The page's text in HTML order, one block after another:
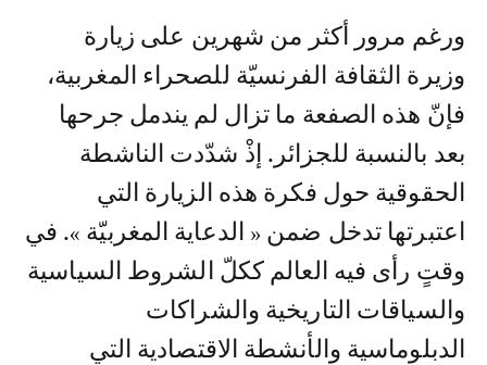
ورغم مرور أكثر من شهرين على زيارة
وزيرة الثقافة الفرنسيّة للصحراء المغربية،
فإنّ هذه الصفعة ما تزال لم يندمل جرحها
بعد بالنسبة للجزائر. إذْ شدّدت الناشطة
الحقوقية حول فكرة هذه الزيارة التي
اعتبرتها تدخل ضمن « الدعاية المغربيّة ». في
وقتٍ رأى فيه العالم ككلّ الشروط السياسية
والسياقات التاريخية والشراكات
الدبلوماسية والأنشطة الاقتصادية التي